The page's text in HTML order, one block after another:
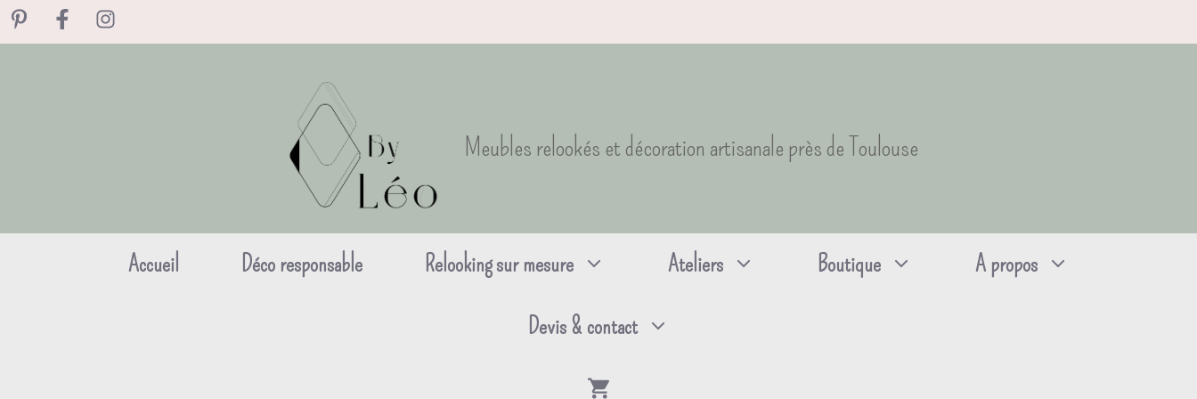
Aller
au
Meubles relookés et décoration artisanale près de Toulouse
Accueil Déco responsable Relooking sur mesure Ateliers Boutique A propos
Devis & contact